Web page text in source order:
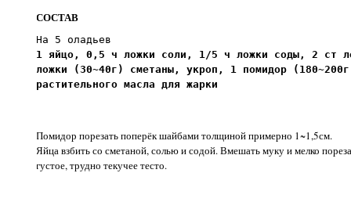
СОСТАВ
На 5 оладьев
1 яйцо, 0,5 ч ложки соли, 1/5 ч ложки соды, 2 ст
ложки (30~40г) сметаны, укроп, 1 помидор
растительного масла для жарки
Помидор порезать поперёк шайбами толщиной примерно 1~1,5см.
Яйца взбить со сметаной, солью и содой. Вмешать муку и мелко
густое, трудно текучее тесто.